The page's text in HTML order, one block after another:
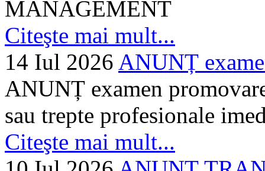
MANAGEMENT
Citeşte mai mult...
14 Iul 2026 ANUNȚ
ANUNȚ examen
sau trepte profesionale
Citeşte mai mult...